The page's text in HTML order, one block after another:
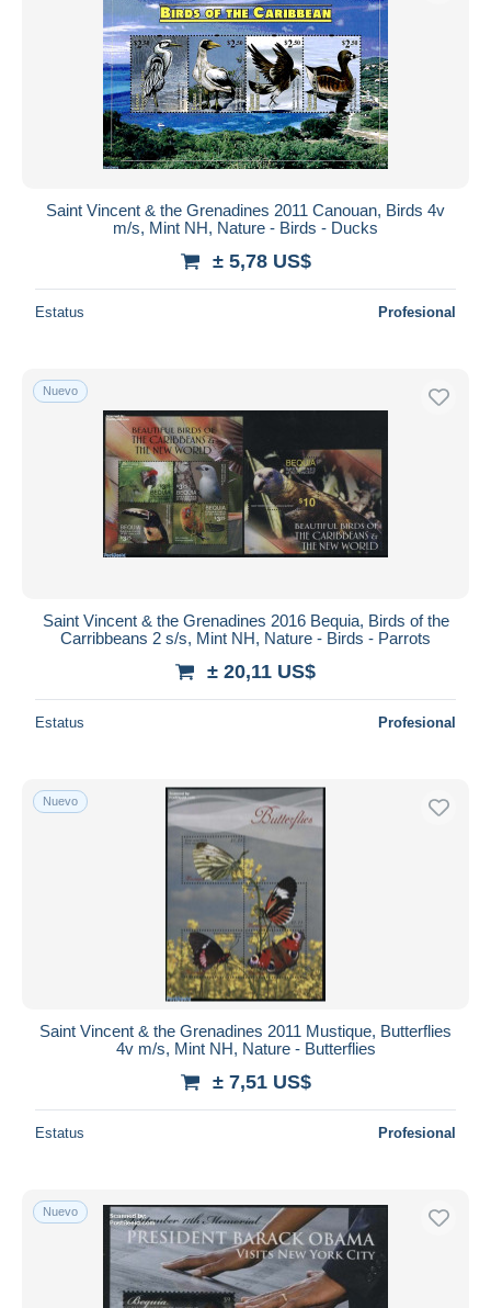
Saint Vincent & the Grenadines 2011 Canouan, Birds 4v
m/s, Mint NH, Nature - Birds - Ducks
± 5,78 US$
Estatus Profesional
Nuevo
Saint Vincent & the Grenadines 2016 Bequia, Birds of the
Carribbeans 2 s/s, Mint NH, Nature - Birds - Parrots
± 20,11 US$
Estatus Profesional
Nuevo
Saint Vincent & the Grenadines 2011 Mustique, Butterflies
4v m/s, Mint NH, Nature - Butterflies
± 7,51 US$
Estatus Profesional
Nuevo